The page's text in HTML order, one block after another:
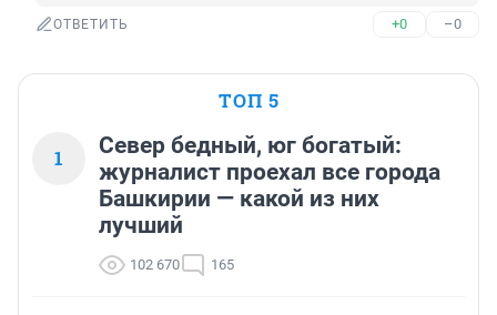
ОТВЕТИТЬ +0 –0
ТОП 5
1
Север бедный, юг богатый:
журналист проехал все города
Башкирии — какой из них
лучший
102 670 165